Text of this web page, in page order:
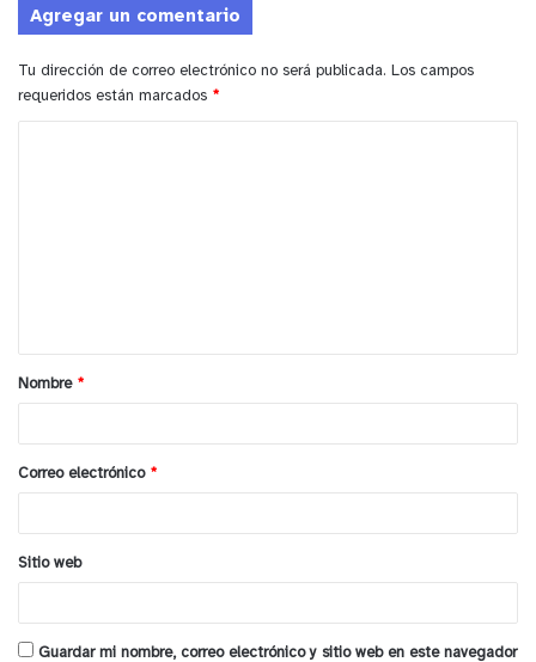
agua, mascarilla y alcohol gel.
y tú, ¿qué opinas?
Agregar un comentario
Tu dirección de correo electrónico no será publicada. Los campos
requeridos están marcados *
a
r
*
Nombre *
Correo electrónico *
Sitio web
Guardar mi nombre, correo electrónico y sitio web en este navegador